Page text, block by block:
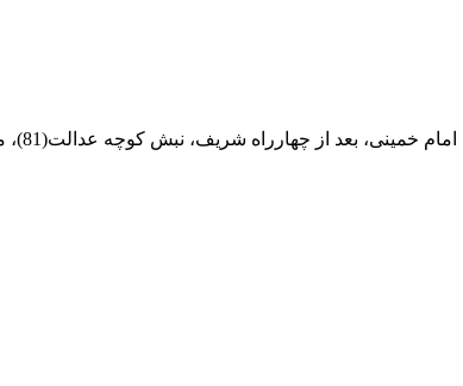
خمینی، بعد از چهارراه شریف، نبش کوچه عدالت(81)، مجتمع تخصصی مرکزآهن